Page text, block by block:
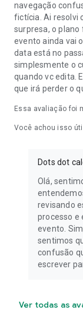
navegação
fictícia. Ai resolvi
surpresa, o plano
evento ainda vai
data está no
simplesmente o
quando vc edita.
que irá perder o
Essa avaliação foi
Você achou isso
Dots dot
Olá,
revisando
processo e
evento.
sentimos
confusão
escrever
Ver todas as